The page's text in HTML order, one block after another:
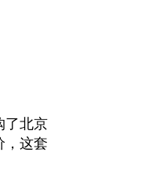
北京
，这套